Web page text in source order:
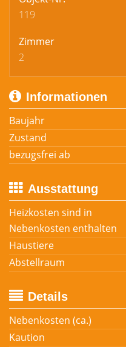
119
Zimmer
2
Informationen
Baujahr
Zustand
bezugsfrei ab
Ausstattung
Heizkosten sind in
Nebenkosten enthalten
Haustiere
Abstellraum
Details
Nebenkosten (ca.)
Kaution